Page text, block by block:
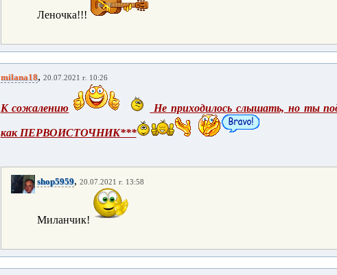
Леночка!!!
milana18, 20.07.2021 г. 10:26
К сожалению Не приходилось слышать, но ты
как ПЕРВОИСТОЧНИК***
shop5959, 20.07.2021 г. 13:58
Миланчик!